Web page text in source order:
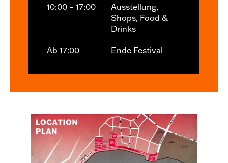
10:00 – 17:00
Ausstellung,
Shops, Food &
Drinks
Ab 17:00
Ende Festival